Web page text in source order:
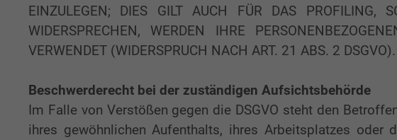
EINZULEGEN; DIES GILT AUCH FÜR DAS PROFILING,
WIDERSPRECHEN, WERDEN IHRE
VERWENDET (WIDERSPRUCH NACH ART. 21 ABS. 2 DSGVO).
Beschwerderecht bei der zuständigen Aufsichtsbehörde
Im Falle von Verstößen gegen die DSGVO steht den
ihres gewöhnlichen Aufenthalts, ihres Arbeitsplatzes oder